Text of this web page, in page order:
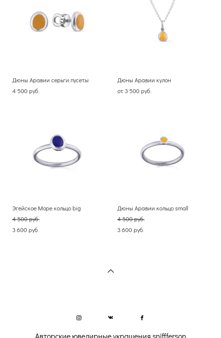
Дюны Аравии серьги пусеты
4 500 pуб.
Дюны Аравии кулон
от 3 500 pуб.
Эгейское Море кольцо big
4 500 pуб.
3 600 pуб.
Дюны Аравии кольцо small
4 500 pуб.
3 600 pуб.
Авторские ювелирные украшения sniffferson